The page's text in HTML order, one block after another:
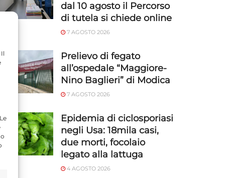
dal 10 agosto il Percorso
di tutela si chiede online
7 AGOSTO 2026
Prelievo di fegato
all’ospedale “Maggiore-
Nino Baglieri” di Modica
7 AGOSTO 2026
Epidemia di ciclosporiasi
negli Usa: 18mila casi,
due morti, focolaio
legato alla lattuga
4 AGOSTO 2026